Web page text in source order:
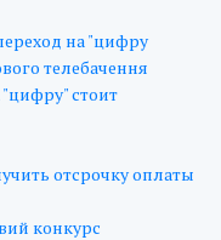
на "цифру
телебачення
стоит
отсрочку оплаты
конкурс